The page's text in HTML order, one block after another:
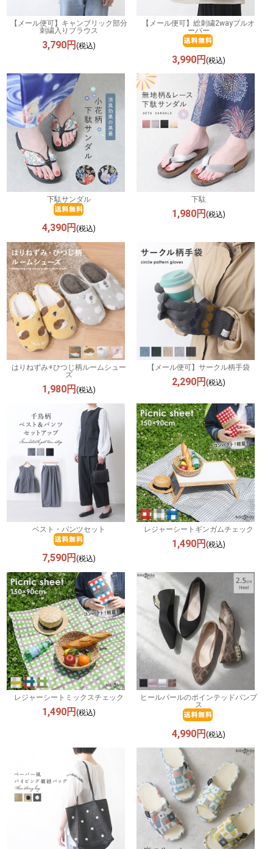
【メール便可】キャンブリック部分
刺繍入りブラウス
3,790円(税込)
【メール便可】総刺繍2wayプルオ
ーバー
3,990円 (税込)
下駄サンダル
4,390円(税込)
下駄
1,980円 (税込)
はりねずみ+ひつじ柄ルームシュー
ズ
1,980円(税込)
【メール便可】サークル柄手袋
2,290円 (税込)
ベスト・パンツセット
7,590円(税込)
レジャーシートギンガムチェック
1,490円 (税込)
レジャーシートミックスチェック
1,490円(税込)
ヒールパールのポインテッドパンプ
ス
4,990円 (税込)